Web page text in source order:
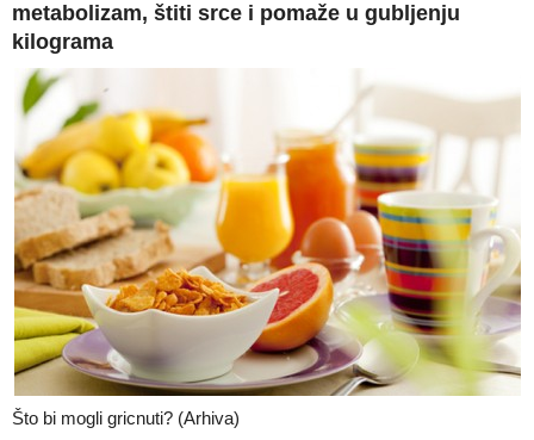
metabolizam, štiti srce i pomaže u gubljenju
kilograma
Što bi mogli gricnuti? (Arhiva)